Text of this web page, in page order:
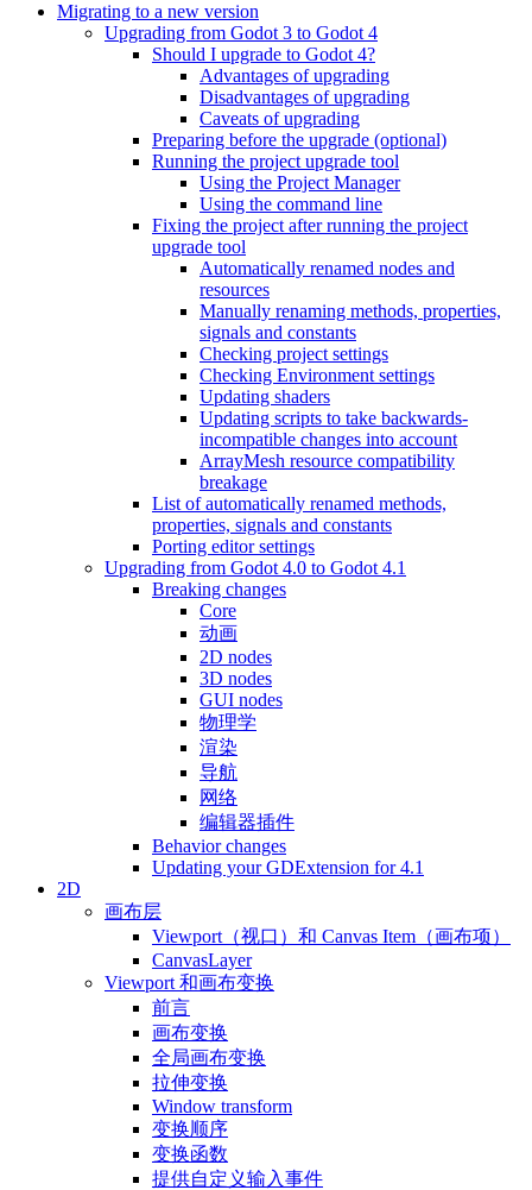
Migrating to a new version
Upgrading from Godot 3 to Godot 4
Should I upgrade to Godot 4?
Advantages of upgrading
Disadvantages of upgrading
Caveats of upgrading
Preparing before the upgrade (optional)
Running the project upgrade tool
Using the Project Manager
Using the command line
Fixing the project after running the project
upgrade tool
Automatically renamed nodes and
resources
Manually renaming methods, properties,
signals and constants
Checking project settings
Checking Environment settings
Updating shaders
Updating scripts to take backwards-
incompatible changes into account
ArrayMesh resource compatibility
breakage
List of automatically renamed methods,
properties, signals and constants
Porting editor settings
Upgrading from Godot 4.0 to Godot 4.1
Breaking changes
Core
动画
2D nodes
3D nodes
GUI nodes
物理学
渲染
导航
网络
编辑器插件
Behavior changes
Updating your GDExtension for 4.1
2D
画布层
Viewport（视口）和 Canvas Item（画布项）
CanvasLayer
Viewport 和画布变换
前言
画布变换
全局画布变换
拉伸变换
Window transform
变换顺序
变换函数
提供自定义输入事件